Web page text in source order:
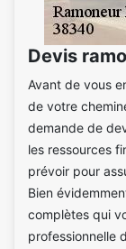
Devis
Avant de vous
de votre
demande de
les ressources
prévoir pour
Bien
complètes qui
professionnelle